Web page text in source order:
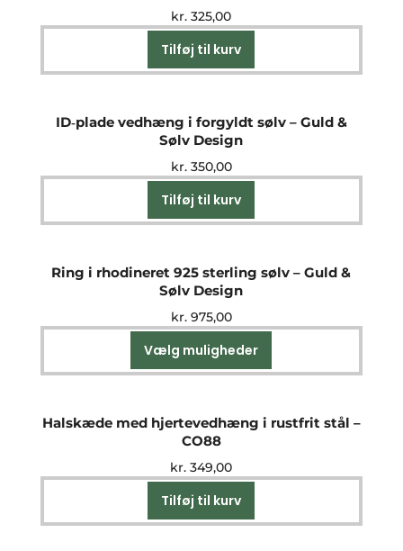
kr. 325,00
Tilføj til kurv
ID‑plade vedhæng i forgyldt sølv – Guld &
Sølv Design
kr.350,00
Tilføj til kurv
Ring i rhodineret 925 sterling sølv – Guld &
Sølv Design
kr.975,00
Vælg muligheder
vare
varianter.
kan
Halskæde med hjertevedhæng i rustfrit stål –
CO88
kr. 349,00
Tilføj til kurv